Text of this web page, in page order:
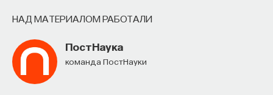
НАД МАТЕРИАЛОМ РАБОТАЛИ
ПостНаука
команда ПостНауки